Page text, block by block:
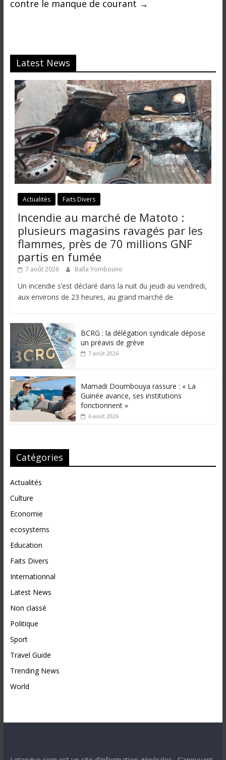
contre le manque de courant →
Latest News
Actualités Faits Divers
Incendie au marché de Matoto :
plusieurs magasins ravagés par les
flammes, près de 70 millions GNF
partis en fumée
7 août 2026 Balla Yombouno
Un incendie s’est déclaré dans la nuit du jeudi au vendredi,
aux environs de 23 heures, au grand marché de
BCRG : la délégation syndicale dépose
un préavis de grève
7 août 2026
Mamadi Doumbouya rassure : « La
Guinée avance, ses institutions
fonctionnent »
6 août 2026
Catégories
Actualités
Culture
Economie
ecosystems
Education
Faits Divers
Internationnal
Latest News
Non classé
Politique
Sport
Travel Guide
Trending News
World